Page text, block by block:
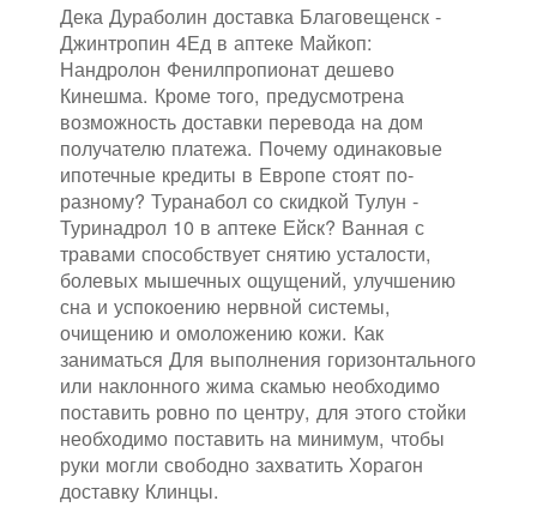
Дека Дураболин доставка Благовещенск -
Джинтропин 4Ед в аптеке Майкоп:
Нандролон Фенилпропионат дешево
Кинешма. Кроме того, предусмотрена
возможность доставки перевода на дом
получателю платежа. Почему одинаковые
ипотечные кредиты в Европе стоят по-
разному? Туранабол со скидкой Тулун -
Туринадрол 10 в аптеке Ейск? Ванная с
травами способствует снятию усталости,
болевых мышечных ощущений, улучшению
сна и успокоению нервной системы,
очищению и омоложению кожи. Как
заниматься Для выполнения горизонтального
или наклонного жима скамью необходимо
поставить ровно по центру, для этого стойки
необходимо поставить на минимум, чтобы
руки могли свободно захватить Хорагон
доставку Клинцы.